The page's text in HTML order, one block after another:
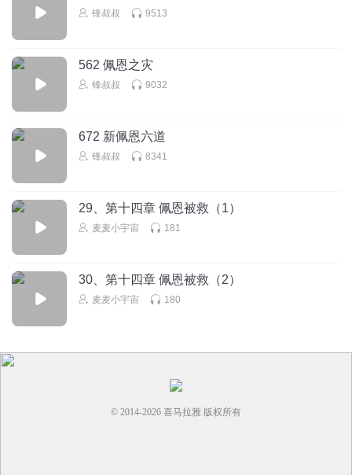
锋叔叔 9513
562 佩恩之灾
锋叔叔 9032
672 新佩恩六道
锋叔叔 8341
29、第十四章 佩恩被救（1）
麦麦小宇宙 181
30、第十四章 佩恩被救（2）
麦麦小宇宙 180
© 2014-2026 喜马拉雅 版权所有